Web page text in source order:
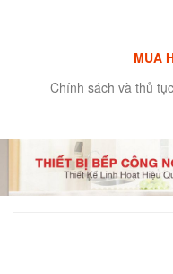
MUA
Chính sách và thủ